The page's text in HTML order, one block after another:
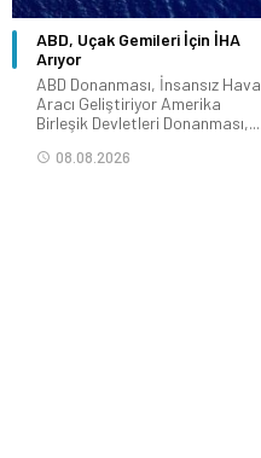
ABD, Uçak Gemileri İçin İHA
Arıyor
ABD Donanması, İnsansız Hava
Aracı Geliştiriyor Amerika
Birleşik Devletleri Donanması,...
08.08.2026